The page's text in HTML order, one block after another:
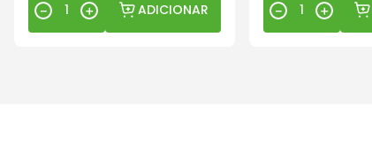
＋
－ ADICIONAR ＋
－